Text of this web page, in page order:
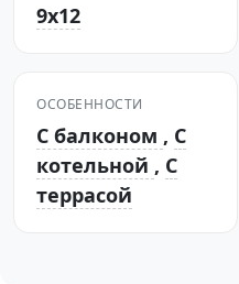
9х12
ОСОБЕННОСТИ
С балконом , С
котельной , С
террасой